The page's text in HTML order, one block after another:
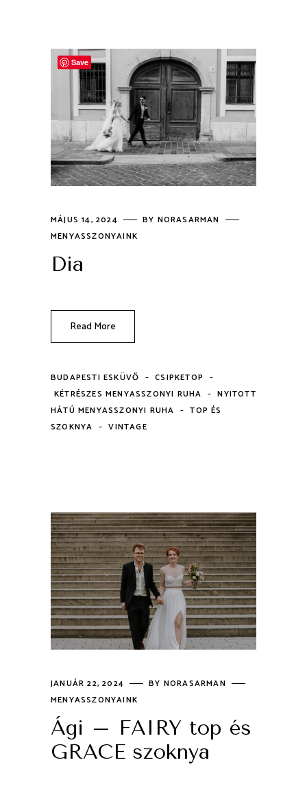
MÁJUS 14, 2024 BY NORASARMAN
MENYASSZONYAINK
Dia
Read More
BUDAPESTI ESKÜVŐ - CSIPKETOP -
KÉTRÉSZES MENYASSZONYI RUHA - NYITOTT
HÁTÚ MENYASSZONYI RUHA - TOP ÉS
SZOKNYA - VINTAGE
JANUÁR 22, 2024 BY NORASARMAN
MENYASSZONYAINK
Ági – FAIRY top és
GRACE szoknya
Save